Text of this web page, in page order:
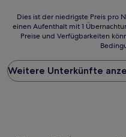
Dies
ist
Preis
pro
Nacht,
Dies ist der niedrigste Preis pro
einen Aufenthalt mit 1
Preise und Verfügbarkeiten
Weitere Unterkünfte